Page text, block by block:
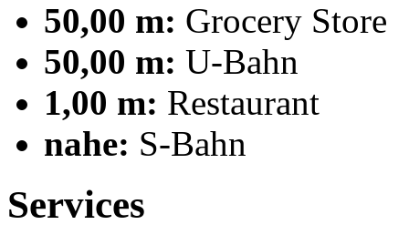
50,00 m: Grocery Store
50,00 m: U-Bahn
1,00 m: Restaurant
nahe: S-Bahn
Services